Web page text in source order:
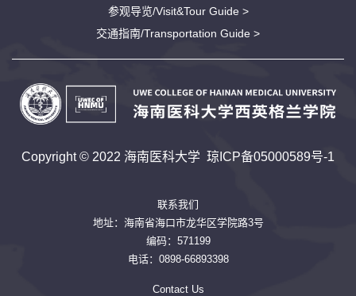
参观导览/Visit&Tour Guide >
交通指南/Transportation Guide >
Copyright © 2022 海南医科大学 琼ICP备05000589号-1
联系我们
地址：海南省海口市龙华区学院路3号
编码：571199
电话：0898-66893398
Contact Us